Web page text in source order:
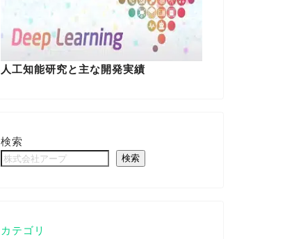
人工知能研究と主な開発実績
検索
検索
カテゴリ